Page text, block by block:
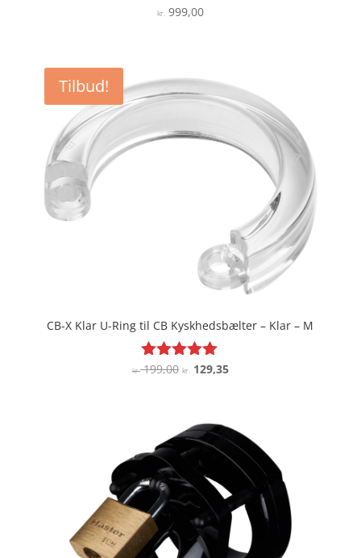
Vurderet
kr.999,00
Tilbud!
CB-X Klar U-Ring til CB Kyskhedsbælter – Klar – M
Vurderet
kr.199,00 Den
var:
kr. 199,00.
kr. 129,35Den
er:
kr. 129,35.